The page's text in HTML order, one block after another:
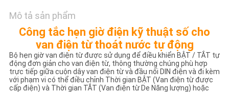
SƠ
ĐỒ
TRANG
WEB
Mô tả sản phẩm
Công tắc hẹn giờ điện kỹ thuật số cho
van điện từ thoát nước tự động
Bộ hẹn giờ van điện từ được sử dụng để điều khiển BẬT / TẮT tự
động đơn giản cho van điện từ, thông thường chúng phù hợp
trực tiếp giữa cuộn dây van điện từ và đầu nối DIN điện và đi kèm
với phạm vi có thể điều chỉnh Thời gian BẬT (Van điện từ được
cấp điện) và Thời gian TẮT (Van điện từ De Năng lượng) hoặc